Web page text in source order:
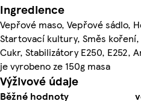
Ingredience
Vepřové maso, Vepřové sádlo,
Startovací kultury, Směs
Cukr, Stabilizátory E250, E252,
je vyrobeno ze 150g masa
Výživové údaje
Běžné hodnoty